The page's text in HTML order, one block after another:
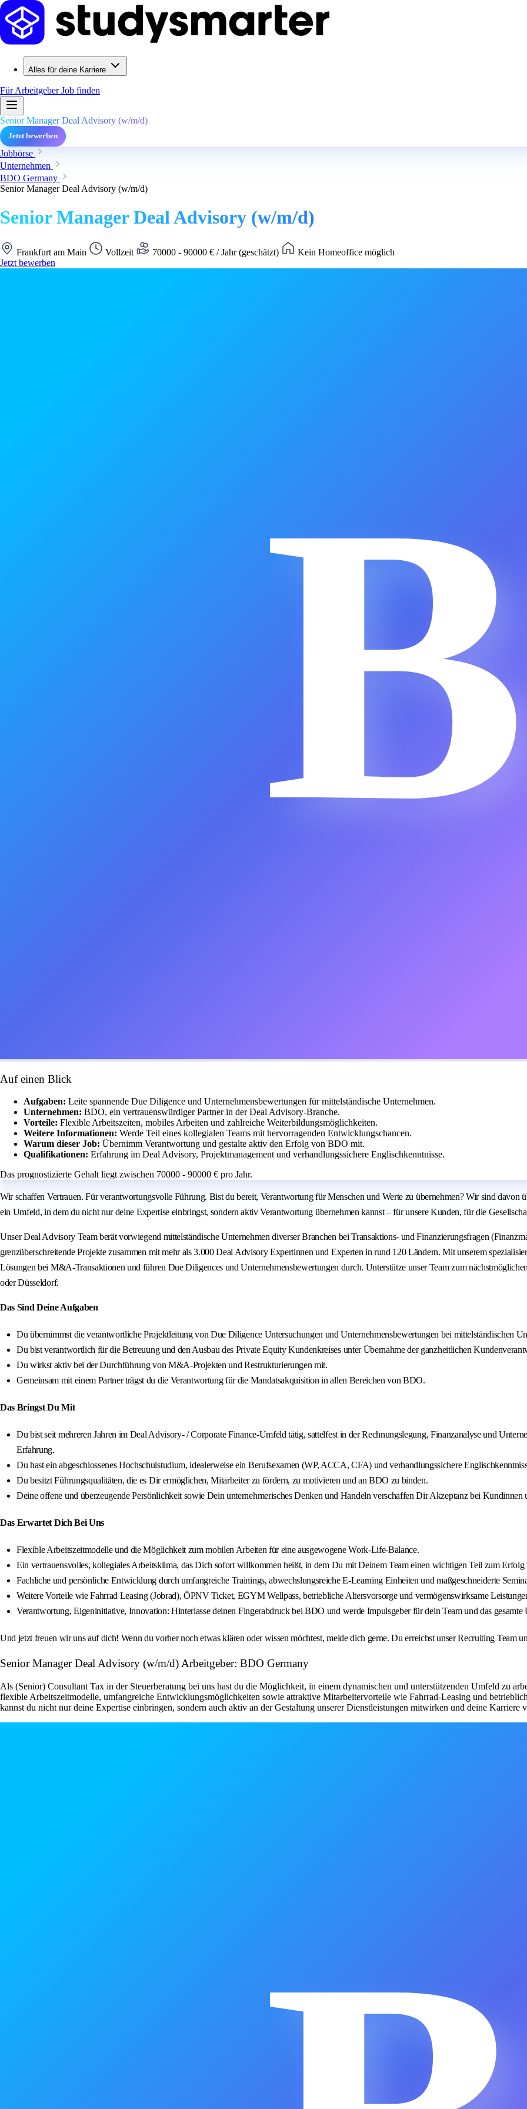
Alles für deine Karriere
Für ArbeitgeberJob finden
Senior Manager Deal Advisory (w/m/d)
Jetzt bewerben
Jobbörse
Unternehmen
BDO Germany
Senior Manager Deal Advisory (w/m/d)
Senior Manager Deal Advisory (w/m/d)
Frankfurt am Main Vollzeit 70000 - 90000 € / Jahr (geschätzt)
Kein Homeoffice möglich
Jetzt bewerben
B
Auf einen Blick
Aufgaben: Leite spannende Due Diligence und Unternehmensbewertungen für mittelständische Unternehmen.
Unternehmen: BDO, ein vertrauenswürdiger Partner in der Deal Advisory-Branche.
Vorteile: Flexible Arbeitszeiten, mobiles Arbeiten und zahlreiche Weiterbildungsmöglichkeiten.
Weitere Informationen: Werde Teil eines kollegialen Teams mit hervorragenden Entwicklungschancen.
Warum dieser Job: Übernimm Verantwortung und gestalte aktiv den Erfolg von BDO mit.
Qualifikationen: Erfahrung im Deal Advisory, Projektmanagement und verhandlungssichere Englischkenntnisse.
Das prognostizierte Gehalt liegt zwischen 70000 - 90000 € pro Jahr.
Wir schaffen Vertrauen. Für verantwortungsvolle Führung. Bist du bereit, Verantwortung für Menschen und Werte zu übernehmen? Wir sind davon
ein Umfeld, in dem du nicht nur deine Expertise einbringst, sondern aktiv Verantwortung übernehmen kannst – für unsere Kunden, für die
Unser Deal Advisory Team berät vorwiegend mittelständische Unternehmen diverser Branchen bei Transaktions- und Finanzierungsfragen
grenzüberschreitende Projekte zusammen mit mehr als 3.000 Deal Advisory Expertinnen und Experten in rund 120 Ländern. Mit unserem
Lösungen bei M&A-Transaktionen und führen Due Diligences und Unternehmensbewertungen durch. Unterstütze unser Team zum
oder Düsseldorf.
Das Sind Deine Aufgaben
Du übernimmst die verantwortliche Projektleitung von Due Diligence Untersuchungen und Unternehmensbewertungen bei mittelständischen
Du bist verantwortlich für die Betreuung und den Ausbau des Private Equity Kundenkreises unter Übernahme der ganzheitlichen
Du wirkst aktiv bei der Durchführung von M&A-Projekten und Restrukturierungen mit.
Gemeinsam mit einem Partner trägst du die Verantwortung für die Mandatsakquisition in allen Bereichen von BDO.
Das Bringst Du Mit
Du bist seit mehreren Jahren im Deal Advisory- / Corporate Finance-Umfeld tätig, sattelfest in der Rechnungslegung, Finanzanalyse und
Erfahrung.
Du hast ein abgeschlossenes Hochschulstudium, idealerweise ein Berufsexamen (WP, ACCA, CFA) und verhandlungssichere
Du besitzt Führungsqualitäten, die es Dir ermöglichen, Mitarbeiter zu fördern, zu motivieren und an BDO zu binden.
Deine offene und überzeugende Persönlichkeit sowie Dein unternehmerisches Denken und Handeln verschaffen Dir Akzeptanz bei
Das Erwartet Dich Bei Uns
Flexible Arbeitszeitmodelle und die Möglichkeit zum mobilen Arbeiten für eine ausgewogene Work-Life-Balance.
Ein vertrauensvolles, kollegiales Arbeitsklima, das Dich sofort willkommen heißt, in dem Du mit Deinem Team einen wichtigen Teil zum
Fachliche und persönliche Entwicklung durch umfangreiche Trainings, abwechslungsreiche E‑Learning Einheiten und maßgeschneiderte
Weitere Vorteile wie Fahrrad Leasing (Jobrad), ÖPNV Ticket, EGYM Wellpass, betriebliche Altersvorsorge und vermögenswirksame
Verantwortung, Eigeninitiative, Innovation: Hinterlasse deinen Fingerabdruck bei BDO und werde Impulsgeber für dein Team und das gesamte
Und jetzt freuen wir uns auf dich! Wenn du vorher noch etwas klären oder wissen möchtest, melde dich gerne. Du erreichst unser Recruiting Team
Senior Manager Deal Advisory (w/m/d) Arbeitgeber: BDO Germany
Als (Senior) Consultant Tax in der Steuerberatung bei uns hast du die Möglichkeit, in einem dynamischen und unterstützenden Umfeld zu
flexible Arbeitszeitmodelle, umfangreiche Entwicklungsmöglichkeiten sowie attraktive Mitarbeitervorteile wie Fahrrad-Leasing und
kannst du nicht nur deine Expertise einbringen, sondern auch aktiv an der Gestaltung unserer Dienstleistungen mitwirken und deine Karriere